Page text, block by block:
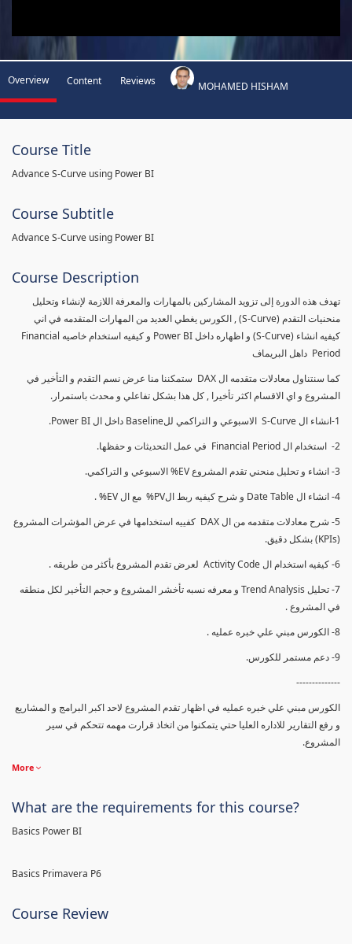
Overview Content Reviews MOHAMED HISHAM
Course Title
Advance S-Curve using Power BI
Course Subtitle
Advance S-Curve using Power BI
Course Description
تهدف هذه الدورة إلى تزويد المشاركين بالمهارات والمعرفة اللازمة لإنشاء وتحليل
منحنيات التقدم (S-Curve) , الكورس يغطي العديد من المهارات المتقدمه في اني
كيفيه انشاء (S-Curve) و اظهاره داخل Power BI و كيفيه استخدام خاصيه Financial
Period داهل البريماف
كما سنتناول معادلات متقدمه ال DAX ستمكننا منا عرض نسم التقدم و التأخير في
المشروع و اي الاقسام اكثر تأخيرا , كل هذا بشكل تفاعلي و محدث باستمرار.
1-انشاء ال S-Curve الاسبوعي و التراكمي للBaseline داخل ال Power BI.
2- استخدام ال Financial Period في عمل التحديثات و حفظها.
3- انشاء و تحليل منحني تقدم المشروع EV% الاسبوعي و التراكمي.
4- انشاء ال Date Table و شرح كيفيه ربط الPV% مع ال EV% .
5- شرح معادلات متقدمه من ال DAX كفييه استخدامها في عرض المؤشرات المشروع
(KPIs) بشكل دقيق.
6- كيفيه استخدام ال Activity Code لعرض تقدم المشروع بأكثر من طريقه .
7- تحليل Trend Analysis و معرفه نسبه تأخشر المشروع و حجم التأخير لكل منطقه
في المشروع .
8- الكورس مبني علي خبره عمليه .
9- دعم مستمر للكورس.
--------------
الكورس مبني علي خبره عمليه في اظهار تقدم المشروع لاحد اكبر البرامج و المشاريع
و رفع التقارير للاداره العليا حتي يتمكنوا من اتخاذ قرارت مهمه تتحكم في سير
المشروع.
More
What are the requirements for this course?
Basics Power BI
Basics Primavera P6
Course Review